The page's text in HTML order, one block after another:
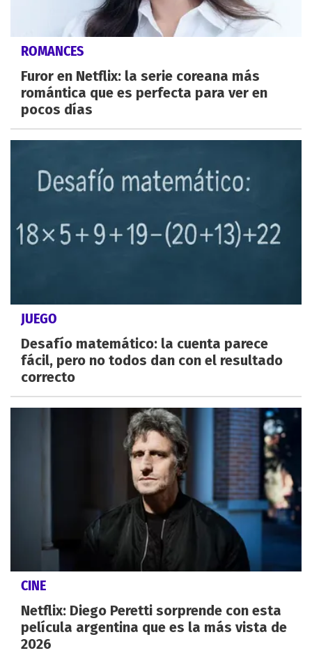
ROMANCES
Furor en Netflix: la serie coreana más
romántica que es perfecta para ver en
pocos días
JUEGO
Desafío matemático: la cuenta parece
fácil, pero no todos dan con el resultado
correcto
CINE
Netflix: Diego Peretti sorprende con esta
película argentina que es la más vista de
2026